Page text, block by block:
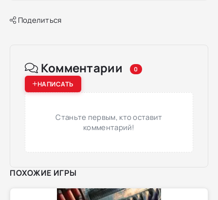
Поделиться
Комментарии 0
НАПИСАТЬ
Станьте первым, кто оставит
комментарий!
ПОХОЖИЕ ИГРЫ